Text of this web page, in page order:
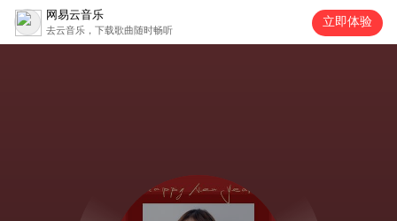
网易云音乐
去云音乐，下载歌曲随时畅听
立即体验